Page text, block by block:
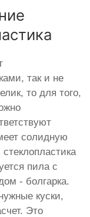
так и не
то для того,
солидную
пила с
- болгарка.
куски,
Это